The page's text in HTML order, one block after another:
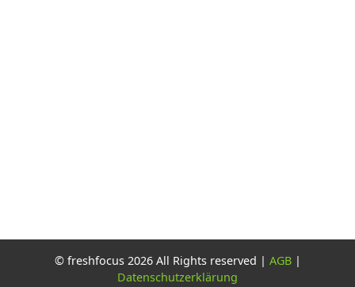
© freshfocus 2026 All Rights reserved | AGB|
Datenschutzerklärung